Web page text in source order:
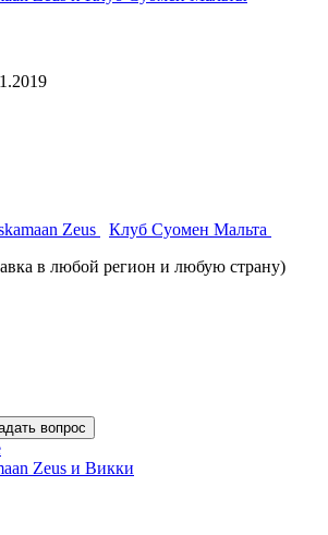
Zeus
Клуб Суомен Мальта
в любой регион и любую страну)
вопрос